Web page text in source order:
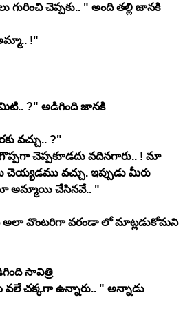
గురించి చెప్పకు.. " అంది తల్లి జానకి
!"
?" అడిగింది జానకి
వచ్చు.. ?"
చెప్పకూడదు వదినగారు.. ! మా
వచ్చు. ఇప్పుడు మీరు
మా అమ్మాయి చేసినవే.. "
వొంటరిగా వరండా లో మాట్లడుకోమని
సావిత్రి
చక్కగా ఉన్నారు.. " అన్నాడు